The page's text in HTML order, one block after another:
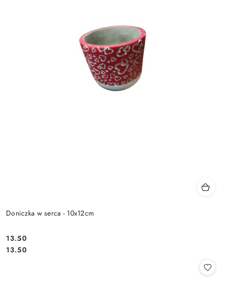
Doniczka w serca - 10x12cm
Cena:
13.50
Cena:
13.50